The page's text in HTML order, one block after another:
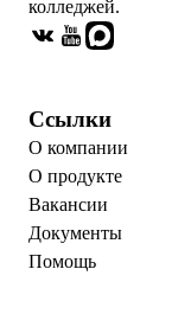
колледжей.
Ссылки
О компании
О продукте
Вакансии
Документы
Помощь